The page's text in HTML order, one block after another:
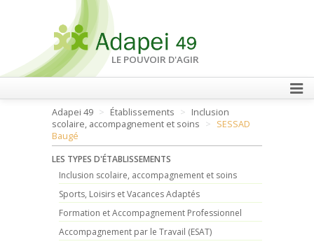
LE POUVOIR D'AGIR
FAIRE UN DON
Adapei 49 Établissements
Inclusion
scolaire, accompagnement et soins
SESSAD
Baugé
LES TYPES D'ÉTABLISSEMENTS
Inclusion scolaire, accompagnement et soins
Sports, Loisirs et Vacances Adaptés
Formation et Accompagnement Professionnel
Accompagnement par le Travail (ESAT)